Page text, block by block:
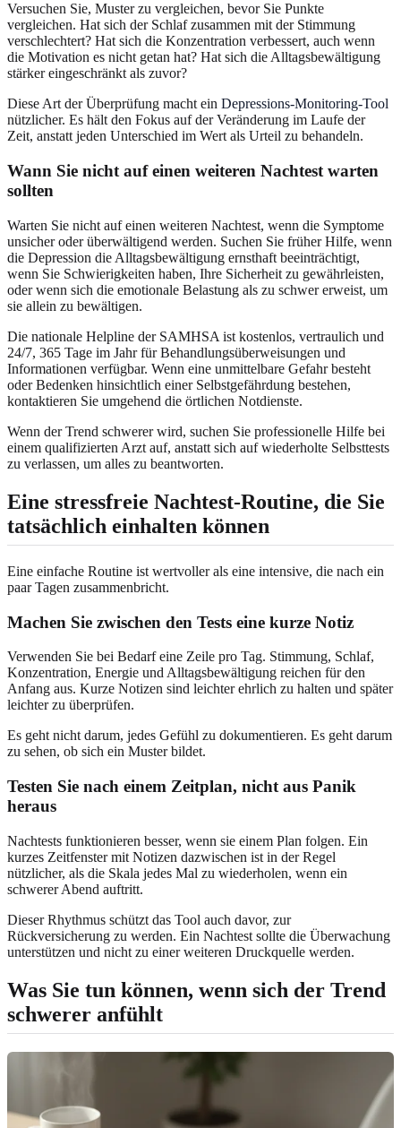
Versuchen Sie, Muster zu vergleichen, bevor Sie Punkte
vergleichen. Hat sich der Schlaf zusammen mit der Stimmung
verschlechtert? Hat sich die Konzentration verbessert, auch wenn
die Motivation es nicht getan hat? Hat sich die Alltagsbewältigung
stärker eingeschränkt als zuvor?
Diese Art der Überprüfung macht ein Depressions-Monitoring-Tool
nützlicher. Es hält den Fokus auf der Veränderung im Laufe der
Zeit, anstatt jeden Unterschied im Wert als Urteil zu behandeln.
Wann Sie nicht auf einen weiteren Nachtest warten
sollten
Warten Sie nicht auf einen weiteren Nachtest, wenn die Symptome
unsicher oder überwältigend werden. Suchen Sie früher Hilfe, wenn
die Depression die Alltagsbewältigung ernsthaft beeinträchtigt,
wenn Sie Schwierigkeiten haben, Ihre Sicherheit zu gewährleisten,
oder wenn sich die emotionale Belastung als zu schwer erweist, um
sie allein zu bewältigen.
Die nationale Helpline der SAMHSA ist kostenlos, vertraulich und
24/7, 365 Tage im Jahr für Behandlungsüberweisungen und
Informationen verfügbar. Wenn eine unmittelbare Gefahr besteht
oder Bedenken hinsichtlich einer Selbstgefährdung bestehen,
kontaktieren Sie umgehend die örtlichen Notdienste.
Wenn der Trend schwerer wird, suchen Sie professionelle Hilfe bei
einem qualifizierten Arzt auf, anstatt sich auf wiederholte Selbsttests
zu verlassen, um alles zu beantworten.
Eine stressfreie Nachtest-Routine, die Sie
tatsächlich einhalten können
Eine einfache Routine ist wertvoller als eine intensive, die nach ein
paar Tagen zusammenbricht.
Machen Sie zwischen den Tests eine kurze Notiz
Verwenden Sie bei Bedarf eine Zeile pro Tag. Stimmung, Schlaf,
Konzentration, Energie und Alltagsbewältigung reichen für den
Anfang aus. Kurze Notizen sind leichter ehrlich zu halten und später
leichter zu überprüfen.
Es geht nicht darum, jedes Gefühl zu dokumentieren. Es geht darum
zu sehen, ob sich ein Muster bildet.
Testen Sie nach einem Zeitplan, nicht aus Panik
heraus
Nachtests funktionieren besser, wenn sie einem Plan folgen. Ein
kurzes Zeitfenster mit Notizen dazwischen ist in der Regel
nützlicher, als die Skala jedes Mal zu wiederholen, wenn ein
schwerer Abend auftritt.
Dieser Rhythmus schützt das Tool auch davor, zur
Rückversicherung zu werden. Ein Nachtest sollte die Überwachung
unterstützen und nicht zu einer weiteren Druckquelle werden.
Was Sie tun können, wenn sich der Trend
schwerer anfühlt